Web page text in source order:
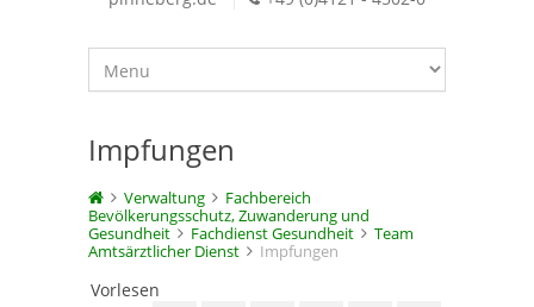
Impfungen
Verwaltung
Fachbereich
Bevölkerungsschutz, Zuwanderung und
Gesundheit
Fachdienst Gesundheit
Team
Amtsärztlicher Dienst
Impfungen
Vorlesen